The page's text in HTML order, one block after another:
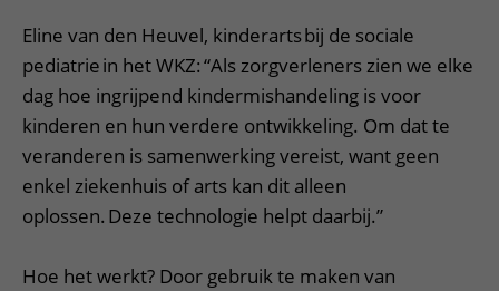
Eline van den Heuvel, kinderarts bij de sociale
pediatrie in het WKZ: “Als zorgverleners zien we elke
dag hoe ingrijpend kindermishandeling is voor
kinderen en hun verdere ontwikkeling. Om dat te
veranderen is samenwerking vereist, want geen
enkel ziekenhuis of arts kan dit alleen
oplossen. Deze technologie helpt daarbij.”
Hoe het werkt? Door gebruik te maken van